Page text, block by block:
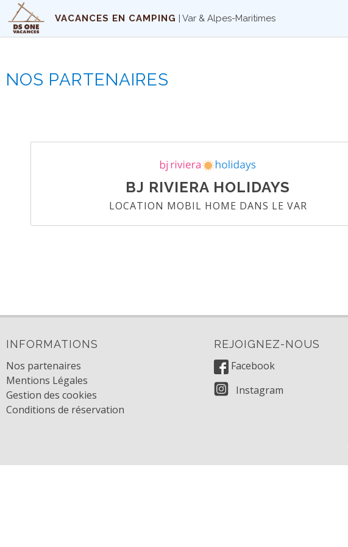
VACANCES EN CAMPING | Var & Alpes-Maritimes
NOS PARTENAIRES
BJ RIVIERA HOLIDAYS
LOCATION MOBIL HOME DANS LE VAR
INFORMATIONS
Nos partenaires
Mentions Légales
Gestion des cookies
Conditions de réservation
REJOIGNEZ-NOUS
Facebook
Instagram
Panneau de gestion des cookies